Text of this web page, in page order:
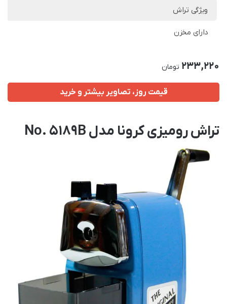
ویژگی تراش
دارای مخزن
233,220 تومان
قیمت روز، تصاویر بیشتر و خرید
تراش رومیزی کرونا مدل No. 5189B